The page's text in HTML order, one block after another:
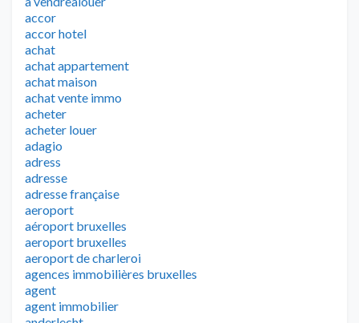
accor
accor hotel
achat
achat appartement
achat maison
achat vente immo
acheter
acheter louer
adagio
adress
adresse
adresse française
aeroport
aéroport bruxelles
aeroport bruxelles
aeroport de charleroi
agences immobilières bruxelles
agent
agent immobilier